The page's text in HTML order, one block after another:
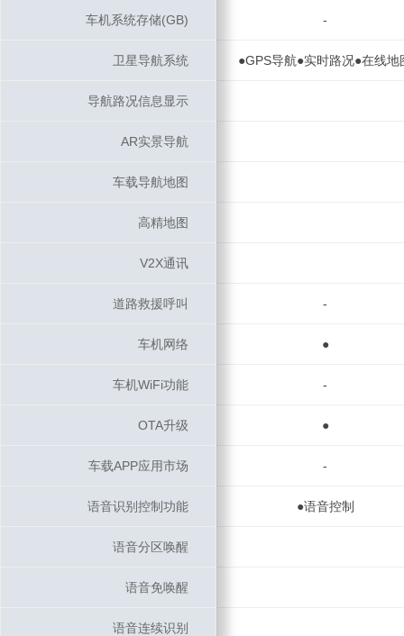
车机系统存储(GB) -
卫星导航系统 ●GPS导航●实时路况●在线地
导航路况信息显示
AR实景导航
车载导航地图
高精地图
V2X通讯
道路救援呼叫 -
车机网络 ●
车机WiFi功能 -
OTA升级 ●
车载APP应用市场 -
语音识别控制功能 ●语音控制
语音分区唤醒
语音免唤醒
语音连续识别
车机系统存储(GB)
卫星导航系统
导航路况信息显示
AR实景导航
车载导航地图
高精地图
V2X通讯
道路救援呼叫
车机网络
车机WiFi功能
OTA升级
车载APP应用市场
语音识别控制功能
语音分区唤醒
语音免唤醒
语音连续识别